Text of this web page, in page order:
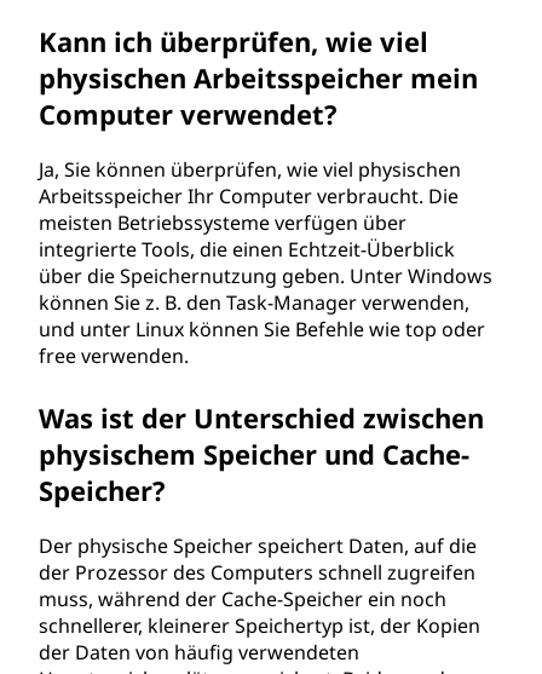
Kann ich überprüfen, wie viel
physischen Arbeitsspeicher mein
Computer verwendet?
Ja, Sie können überprüfen, wie viel physischen
Arbeitsspeicher Ihr Computer verbraucht. Die
meisten Betriebssysteme verfügen über
integrierte Tools, die einen Echtzeit-Überblick
über die Speichernutzung geben. Unter Windows
können Sie z. B. den Task-Manager verwenden,
und unter Linux können Sie Befehle wie top oder
free verwenden.
Was ist der Unterschied zwischen
physischem Speicher und Cache-
Speicher?
Der physische Speicher speichert Daten, auf die
der Prozessor des Computers schnell zugreifen
muss, während der Cache-Speicher ein noch
schnellerer, kleinerer Speichertyp ist, der Kopien
der Daten von häufig verwendeten